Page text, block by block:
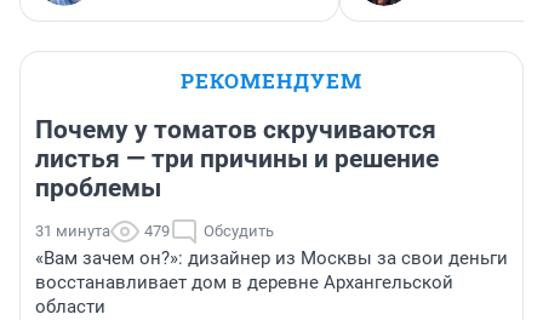
РЕКОМЕНДУЕМ
Почему у томатов скручиваются
листья — три причины и решение
проблемы
31 минута 479 Обсудить
«Вам зачем он?»: дизайнер из Москвы за свои деньги
восстанавливает дом в деревне Архангельской
области